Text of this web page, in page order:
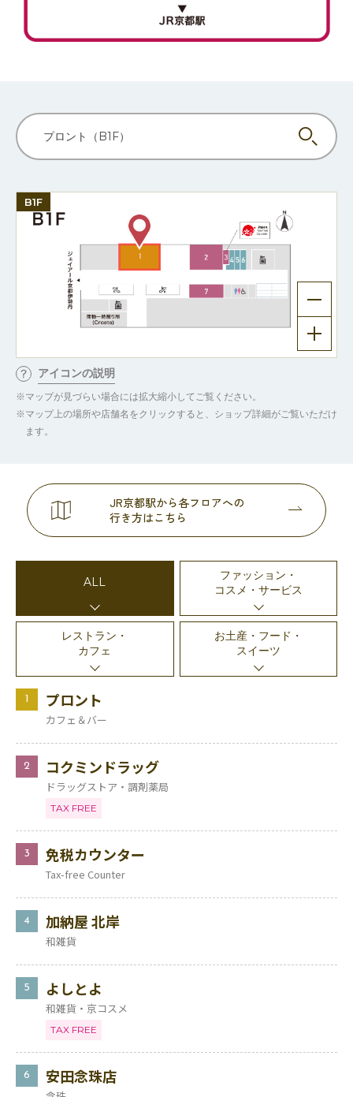
プロント（B1F）
B1F
アイコンの説明
マップが見づらい場合には拡大縮小してご覧ください。
マップ上の場所や店舗名をクリックすると、ショップ詳細がご覧いただけ
ます。
JR京都駅から各フロアへの
行き方はこちら
ALL
ファッション・
コスメ・サービス
レストラン・
カフェ
お土産・フード・
スイーツ
1 プロント
カフェ＆バー
2 コクミンドラッグ
ドラッグストア・調剤薬局
TAX FREE
3 免税カウンター
Tax-free Counter
4 加納屋 北岸
和雑貨
5 よしとよ
和雑貨・京コスメ
TAX FREE
6 安田念珠店